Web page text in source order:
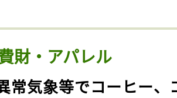
財・アパレル
常気象等でコーヒー、